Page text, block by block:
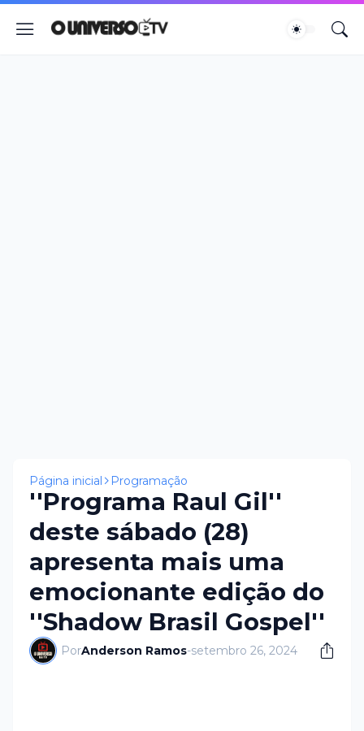
Página inicial Programação
''Programa Raul Gil''
deste sábado (28)
apresenta mais uma
emocionante edição do
''Shadow Brasil Gospel''
PorAnderson Ramos-setembro 26, 2024